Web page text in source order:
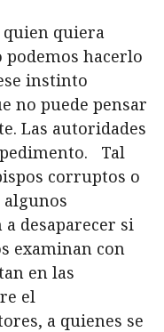
quien quiera
hacerlo
instinto
no puede pensar
Las autoridades
Tal
corruptos o
algunos
desaparecer si
examinan con
en las
el
a quienes se